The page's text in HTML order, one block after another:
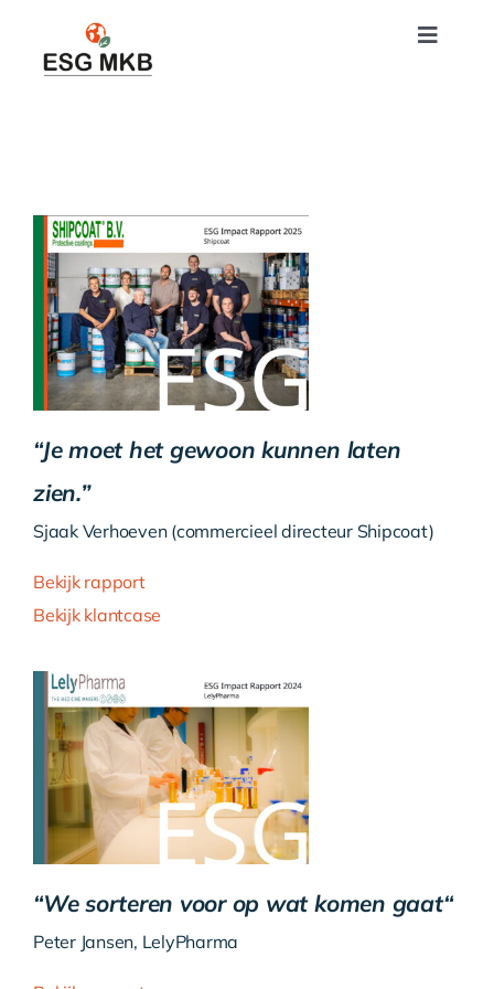
content
Toggle
ESG Impact Rapport
ESG-training
Tarieven
Actueel
Over ons
Contact
“Je moet het gewoon kunnen laten
zien.”
Sjaak Verhoeven (commercieel directeur Shipcoat)
Bekijk rapport
Bekijk klantcase
“We sorteren voor op wat komen gaat“
Peter Jansen, LelyPharma